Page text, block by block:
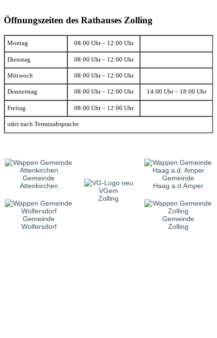
Öffnungszeiten des Rathauses Zolling
Montag 08:00 Uhr – 12:00 Uhr
Dienstag 08:00 Uhr – 12:00 Uhr
Mittwoch 08:00 Uhr – 12:00 Uhr
Donnerstag 08:00 Uhr – 12:00 Uhr 14:00 Uhr – 18:00 Uhr
Freitag 08:00 Uhr – 12:00 Uhr
oder nach Terminabsprache
Gemeinde
Attenkirchen
VGem
Zolling
Gemeinde
Haag a.d.Amper
Gemeinde
Wolfersdorf
Gemeinde
Zolling